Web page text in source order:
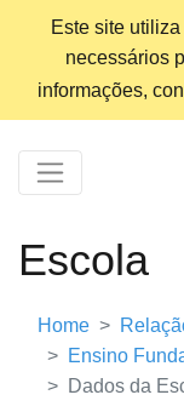
Este site
necessários
informações,
Escola
Home
Ensino
Dados da